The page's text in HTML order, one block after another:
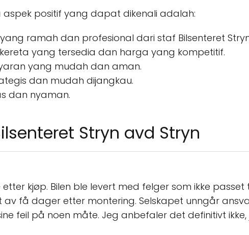
positif yang dapat dikenali adalah:
ramah dan profesional dari staf Bilsenteret
yang tersedia dan harga yang kompetitif.
yang mudah dan aman.
dan mudah dijangkau.
dan nyaman.
Stryn avd Stryn
etter kjøp. Bilen ble levert med felger som ikke
få dager etter montering. Selskapet unngår
feil på noen måte. Jeg anbefaler det definitivt